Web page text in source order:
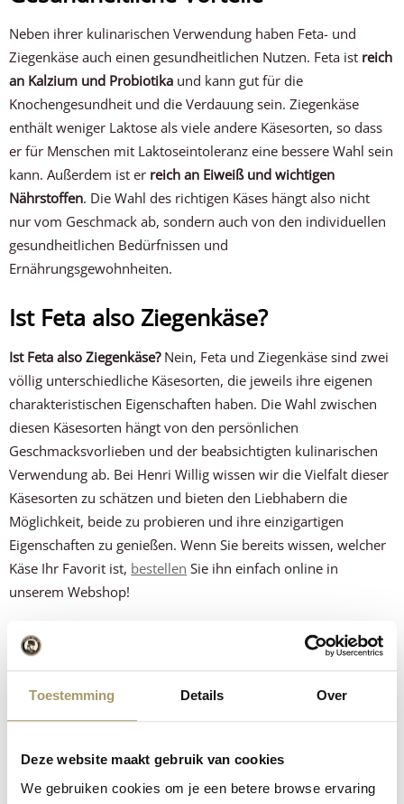
Toestemming Details Over
Deze website maakt gebruik van cookies
We gebruiken cookies om je een betere browse ervaring
Neben ihrer kulinarischen Verwendung haben Feta- und
Ziegenkäse auch einen gesundheitlichen Nutzen. Feta ist reich
an Kalzium und Probiotika und kann gut für die
Knochengesundheit und die Verdauung sein. Ziegenkäse
enthält weniger Laktose als viele andere Käsesorten, so dass
er für Menschen mit Laktoseintoleranz eine bessere Wahl sein
kann. Außerdem ist er reich an Eiweiß und wichtigen
Nährstoffen. Die Wahl des richtigen Käses hängt also nicht
nur vom Geschmack ab, sondern auch von den individuellen
gesundheitlichen Bedürfnissen und
Ernährungsgewohnheiten.
Ist Feta also Ziegenkäse?
Ist Feta also Ziegenkäse?Nein, Feta und Ziegenkäse sind zwei
völlig unterschiedliche Käsesorten, die jeweils ihre eigenen
charakteristischen Eigenschaften haben. Die Wahl zwischen
diesen Käsesorten hängt von den persönlichen
Geschmacksvorlieben und der beabsichtigten kulinarischen
Verwendung ab. Bei Henri Willig wissen wir die Vielfalt dieser
Käsesorten zu schätzen und bieten den Liebhabern die
Möglichkeit, beide zu probieren und ihre einzigartigen
Eigenschaften zu genießen. Wenn Sie bereits wissen, welcher
Käse Ihr Favorit ist, bestellen Sie ihn einfach online in
unserem Webshop!
Teilen über:
Neueste Beiträge
19 May 2026
Zubereitung von Party-Snacks: Was kommt auf den